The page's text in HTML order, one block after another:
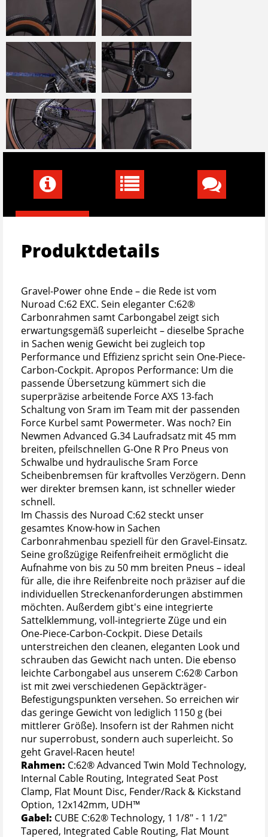
Produktdetails
Gravel-Power ohne Ende – die Rede ist vom
Nuroad C:62 EXC. Sein eleganter C:62®
Carbonrahmen samt Carbongabel zeigt sich
erwartungsgemäß superleicht – dieselbe Sprache
in Sachen wenig Gewicht bei zugleich top
Performance und Effizienz spricht sein One-Piece-
Carbon-Cockpit. Apropos Performance: Um die
passende Übersetzung kümmert sich die
superpräzise arbeitende Force AXS 13-fach
Schaltung von Sram im Team mit der passenden
Force Kurbel samt Powermeter. Was noch? Ein
Newmen Advanced G.34 Laufradsatz mit 45 mm
breiten, pfeilschnellen G-One R Pro Pneus von
Schwalbe und hydraulische Sram Force
Scheibenbremsen für kraftvolles Verzögern. Denn
wer direkter bremsen kann, ist schneller wieder
schnell.
Im Chassis des Nuroad C:62 steckt unser
gesamtes Know-how in Sachen
Carbonrahmenbau speziell für den Gravel-Einsatz.
Seine großzügige Reifenfreiheit ermöglicht die
Aufnahme von bis zu 50 mm breiten Pneus – ideal
für alle, die ihre Reifenbreite noch präziser auf die
individuellen Streckenanforderungen abstimmen
möchten. Außerdem gibt's eine integrierte
Sattelklemmung, voll-integrierte Züge und ein
One-Piece-Carbon-Cockpit. Diese Details
unterstreichen den cleanen, eleganten Look und
schrauben das Gewicht nach unten. Die ebenso
leichte Carbongabel aus unserem C:62® Carbon
ist mit zwei verschiedenen Gepäckträger-
Befestigungspunkten versehen. So erreichen wir
das geringe Gewicht von lediglich 1150 g (bei
mittlerer Größe). Insofern ist der Rahmen nicht
nur superrobust, sondern auch superleicht. So
geht Gravel-Racen heute!
Rahmen: C:62® Advanced Twin Mold Technology,
Internal Cable Routing, Integrated Seat Post
Clamp, Flat Mount Disc, Fender/Rack & Kickstand
Option, 12x142mm, UDH™
Gabel: CUBE C:62® Technology, 1 1/8" - 1 1/2"
Tapered, Integrated Cable Routing, Flat Mount